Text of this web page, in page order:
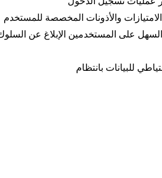
والأذونات المخصصة للمستخدم
على المستخدمين الإبلاغ عن
للبيانات بانتظام